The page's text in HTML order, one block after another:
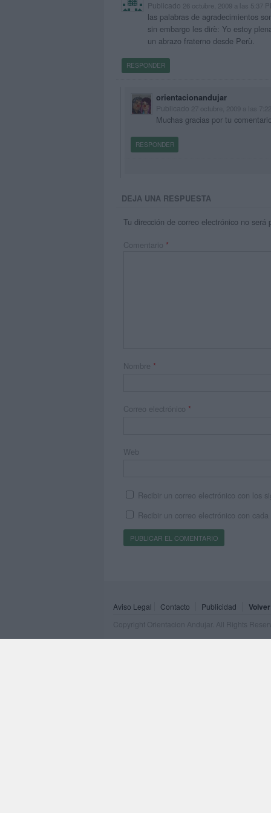
Publicado 26 octubre, 2009 a las 5:37
las palabras de agradecimientos
sin embargo les dirè: Yo estoy
un abrazo fraterno desde Perù.
RESPONDER
orientacionandujar
Muchas gracias por tu
RESPONDER
DEJA UNA RESPUESTA
Tu dirección de correo electrónico no será
Comentario *
Nombre *
Correo electrónico *
Web
Recibir un correo electrónico con los
Recibir un correo electrónico con cada
Aviso Legal Contacto Publicidad